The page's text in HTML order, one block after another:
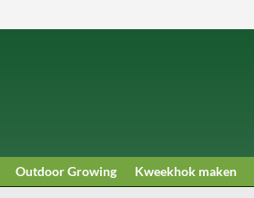
Outdoor Growing Kweekhok maken